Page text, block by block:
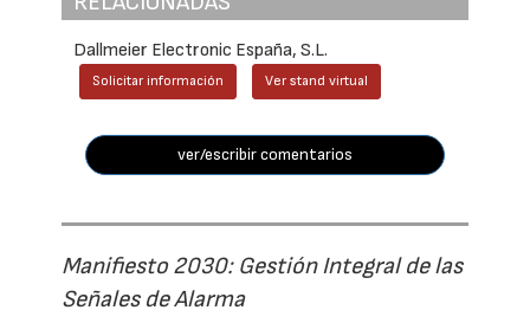
Dallmeier Electronic España, S.L.
Solicitar información Ver stand virtual
ver/escribir comentarios
Manifiesto 2030: Gestión Integral de las
Señales de Alarma